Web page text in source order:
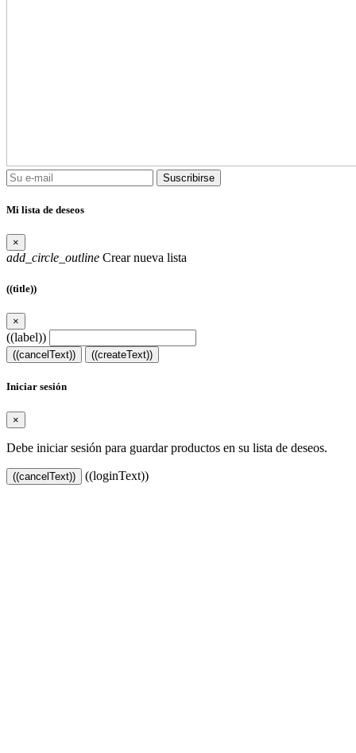
Suscribirse
Mi lista de deseos
×
add_circle_outline Crear nueva lista
((title))
×
((label))
((cancelText)) ((createText))
Iniciar sesión
×
Debe iniciar sesión para guardar productos en su lista de deseos.
((cancelText)) ((loginText))